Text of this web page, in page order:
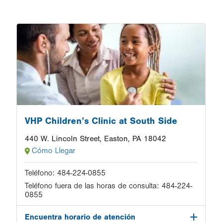
Image
VHP Children’s Clinic at South Side
440 W. Lincoln Street, Easton, PA 18042
Cómo Llegar
Teléfono: 484-224-0855
Teléfono fuera de las horas de consulta: 484-224-
0855
Encuentra horario de atención